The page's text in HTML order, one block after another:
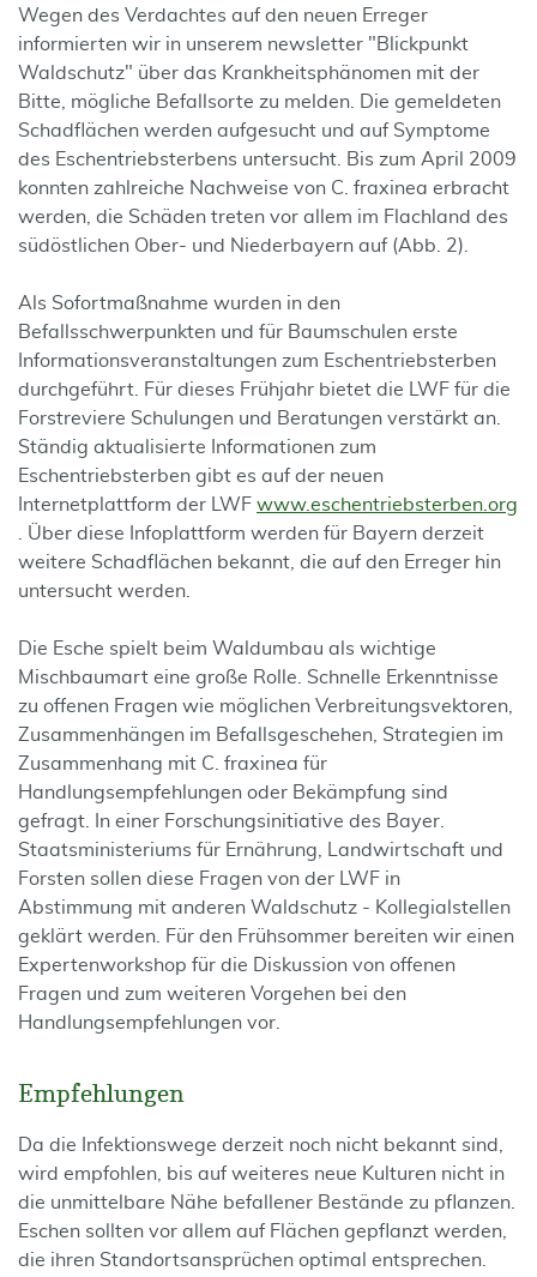
Wegen des Verdachtes auf den neuen Erreger
informierten wir in unserem newsletter "Blickpunkt
Waldschutz" über das Krankheitsphänomen mit der
Bitte, mögliche Befallsorte zu melden. Die gemeldeten
Schadflächen werden aufgesucht und auf Symptome
des Eschentriebsterbens untersucht. Bis zum April 2009
konnten zahlreiche Nachweise von C. fraxinea erbracht
werden, die Schäden treten vor allem im Flachland des
südöstlichen Ober- und Niederbayern auf (Abb. 2).
Als Sofortmaßnahme wurden in den
Befallsschwerpunkten und für Baumschulen erste
Informationsveranstaltungen zum Eschentriebsterben
durchgeführt. Für dieses Frühjahr bietet die LWF für die
Forstreviere Schulungen und Beratungen verstärkt an.
Ständig aktualisierte Informationen zum
Eschentriebsterben gibt es auf der neuen
Internetplattform der LWF www.eschentriebsterben.org
. Über diese Infoplattform werden für Bayern derzeit
weitere Schadflächen bekannt, die auf den Erreger hin
untersucht werden.
Die Esche spielt beim Waldumbau als wichtige
Mischbaumart eine große Rolle. Schnelle Erkenntnisse
zu offenen Fragen wie möglichen Verbreitungsvektoren,
Zusammenhängen im Befallsgeschehen, Strategien im
Zusammenhang mit C. fraxinea für
Handlungsempfehlungen oder Bekämpfung sind
gefragt. In einer Forschungsinitiative des Bayer.
Staatsministeriums für Ernährung, Landwirtschaft und
Forsten sollen diese Fragen von der LWF in
Abstimmung mit anderen Waldschutz - Kollegialstellen
geklärt werden. Für den Frühsommer bereiten wir einen
Expertenworkshop für die Diskussion von offenen
Fragen und zum weiteren Vorgehen bei den
Handlungsempfehlungen vor.
Empfehlungen
Da die Infektionswege derzeit noch nicht bekannt sind,
wird empfohlen, bis auf weiteres neue Kulturen nicht in
die unmittelbare Nähe befallener Bestände zu pflanzen.
Eschen sollten vor allem auf Flächen gepflanzt werden,
die ihren Standortsansprüchen optimal entsprechen.